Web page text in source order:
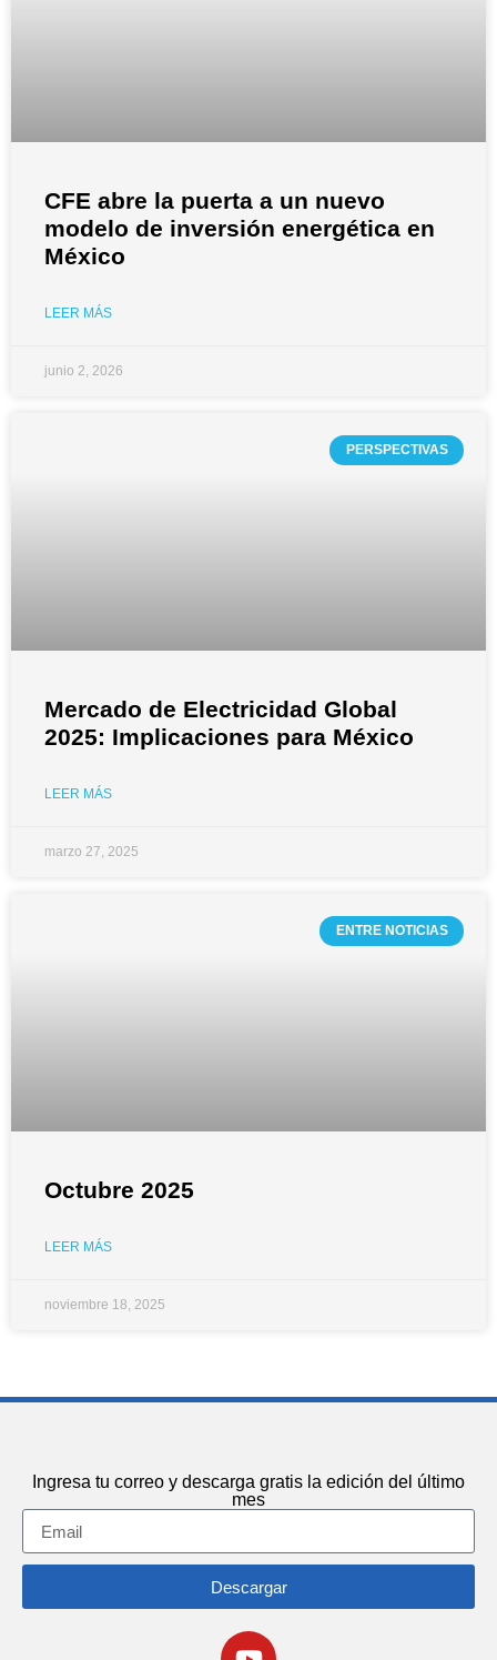
CFE abre la puerta a un nuevo
modelo de inversión energética en
México
LEER MÁS
junio 2, 2026
PERSPECTIVAS
Mercado de Electricidad Global
2025: Implicaciones para México
LEER MÁS
marzo 27, 2025
ENTRE NOTICIAS
Octubre 2025
LEER MÁS
noviembre 18, 2025
Ingresa tu correo y descarga gratis la edición del último
mes
Descargar